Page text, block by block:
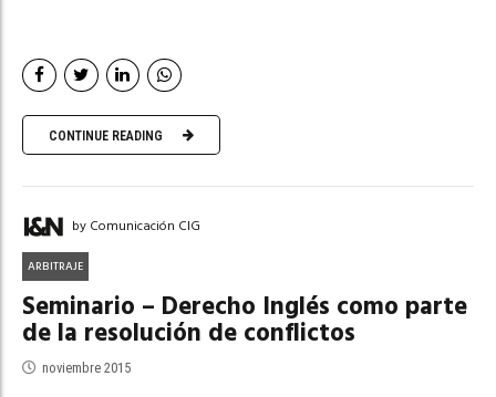
CONTINUE READING
by Comunicación CIG
ARBITRAJE
Seminario – Derecho Inglés como parte
de la resolución de conflictos
noviembre 2015